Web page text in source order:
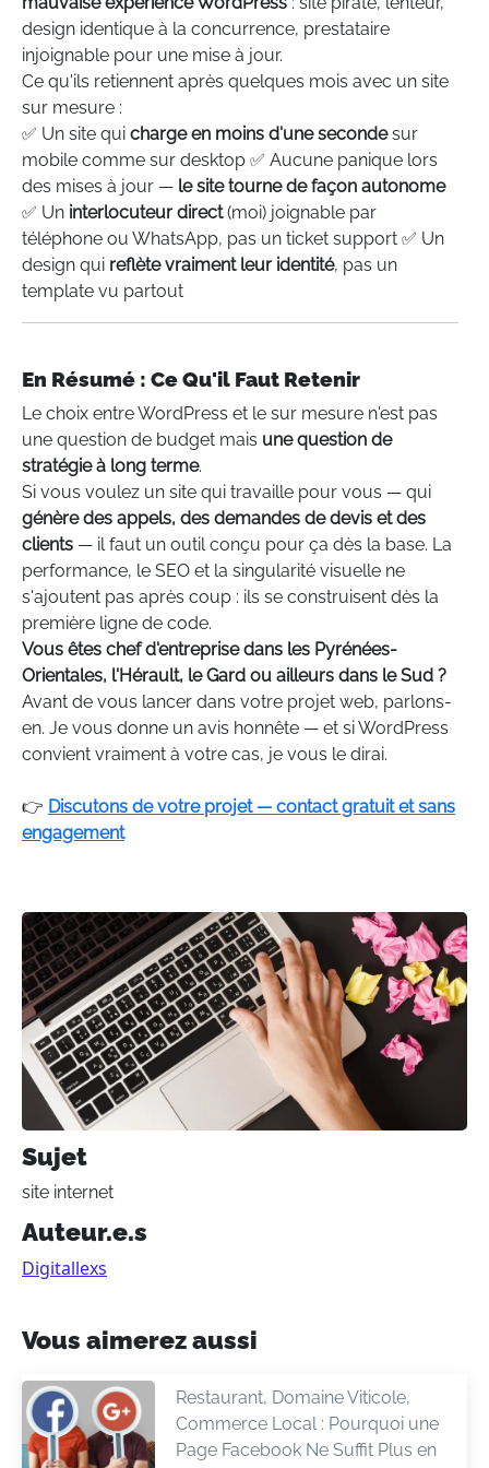
design identique à la concurrence, prestataire
injoignable pour une mise à jour.
Ce qu'ils retiennent après quelques mois avec un site
sur mesure :
✅ Un site qui charge en moins d'une secondesur
mobile comme sur desktop ✅ Aucune panique lors
des mises à jour — le site tourne de façon autonome
✅ Un interlocuteur direct(moi) joignable par
téléphone ou WhatsApp, pas un ticket support ✅ Un
design qui reflète vraiment leur identité, pas un
template vu partout
En Résumé : Ce Qu'il Faut Retenir
Le choix entre WordPress et le sur mesure n'est pas
une question de budget mais une question de
stratégie à long terme.
Si vous voulez un site qui travaille pour vous — qui
génère des appels, des demandes de devis et des
clients — il faut un outil conçu pour ça dès la base. La
performance, le SEO et la singularité visuelle ne
s'ajoutent pas après coup : ils se construisent dès la
première ligne de code.
Vous êtes chef d'entreprise dans les Pyrénées-
Orientales, l'Hérault, le Gard ou ailleurs dans le Sud ?
Avant de vous lancer dans votre projet web, parlons-
en. Je vous donne un avis honnête — et si WordPress
convient vraiment à votre cas, je vous le dirai.
👉 Discutons de votre projet — contact gratuit et sans
engagement
Sujet
site internet
Auteur.e.s
Digitallexs
Vous aimerez aussi
Restaurant, Domaine Viticole,
Commerce Local : Pourquoi une
Page Facebook Ne Suffit Plus en